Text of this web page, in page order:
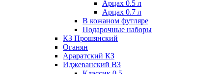
Арцах 0.5 л
Арцах 0.7 л
В кожаном футляре
Подарочные наборы
КЗ Прошянский
Оганян
Араратский КЗ
Иджеванский ВЗ